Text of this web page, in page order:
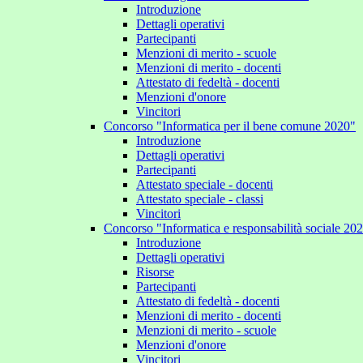
Introduzione
Dettagli operativi
Partecipanti
Menzioni di merito - scuole
Menzioni di merito - docenti
Attestato di fedeltà - docenti
Menzioni d'onore
Vincitori
Concorso "Informatica per il bene comune 2020"
Introduzione
Dettagli operativi
Partecipanti
Attestato speciale - docenti
Attestato speciale - classi
Vincitori
Concorso "Informatica e responsabilità sociale
Introduzione
Dettagli operativi
Risorse
Partecipanti
Attestato di fedeltà - docenti
Menzioni di merito - docenti
Menzioni di merito - scuole
Menzioni d'onore
Vincitori